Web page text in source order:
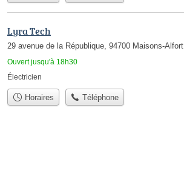
Lyra Tech
29 avenue de la République, 94700 Maisons-Alfort
Ouvert jusqu'à 18h30
Électricien
Horaires Téléphone